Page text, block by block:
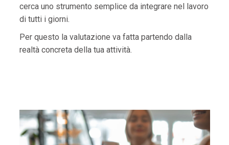
cerca uno strumento semplice da integrare nel lavoro
di tutti i giorni.
Per questo la valutazione va fatta partendo dalla
realtà concreta della tua attività.